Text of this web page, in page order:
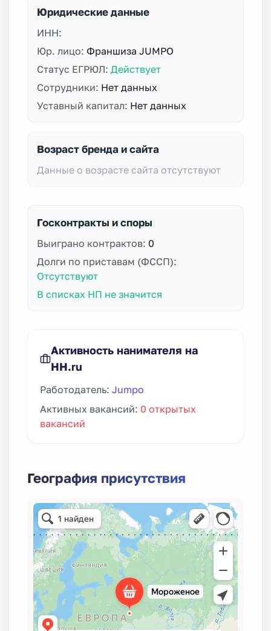
Юридические данные
ИНН:
Юр. лицо: Франшиза JUMPO
Статус ЕГРЮЛ: Действует
Сотрудники: Нет данных
Уставный капитал: Нет данных
Возраст бренда и сайта
Данные о возрасте сайта отсутствуют
Госконтракты и споры
Выиграно контрактов: 0
Долги по приставам (ФССП):
Отсутствуют
В списках НП не значится
Активность нанимателя на
HH.ru
Работодатель: Jumpo
Активных вакансий: 0 открытых
вакансий
География присутствия